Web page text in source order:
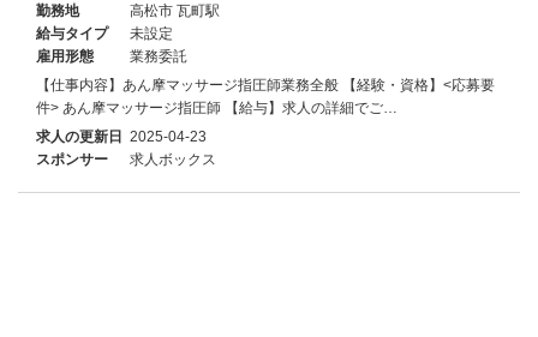
勤務地
高松市 瓦町駅
給与タイプ
未設定
雇用形態
業務委託
【仕事内容】あん摩マッサージ指圧師業務全般 【経験・資格】<応募要
件> あん摩マッサージ指圧師 【給与】求人の詳細でご…
求人の更新日 2025-04-23
スポンサー
求人ボックス